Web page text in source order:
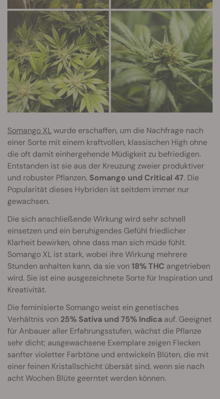
Somango XLwurde erschaffen, um die Nachfrage nach
einer Sorte mit einem kraftvollen, klassischen High ohne
die oft damit einhergehende Müdigkeit zu befriedigen.
Entstanden ist sie aus der Kreuzung zweier produktiver
und robuster Pflanzen, Somango und Critical 47. Die
Popularität dieses Hybriden ist seitdem immer nur
gewachsen.
Die sich anschließende Wirkung wird sehr schnell
einsetzen und ein beruhigendes Gefühl friedlicher
Klarheit bewirken, ohne dass man sich müde fühlt.
Somango XL ist stark, wobei ihre Wirkung mehrere
Stunden anhalten kann, da sie von 18% THC angetrieben
wird. Sie ist eine ausgezeichnete Sorte für Inspiration und
Kreativität.
Die feminisierte Somango weist ein genetisches
Verhältnis von 25% Sativa und 75% Indica auf. Geeignet
für Anbauer aller Erfahrungsstufen, wächst die Pflanze
sehr dicht; ausgewachsene Exemplare zeigen Flecken
sanfter violetter Farbtöne und entwickeln Blüten, die mit
einer feinen Kristallschicht übersät sind, wenn sie nach
acht Wochen Blüte geerntet werden können.